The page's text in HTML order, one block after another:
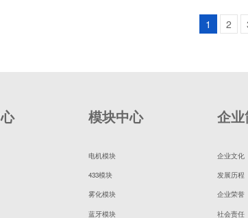
1 2
模块中心
电机模块
433模块
雾化模块
蓝牙模块
企
企业文化
发展历程
企业荣誉
社会责任